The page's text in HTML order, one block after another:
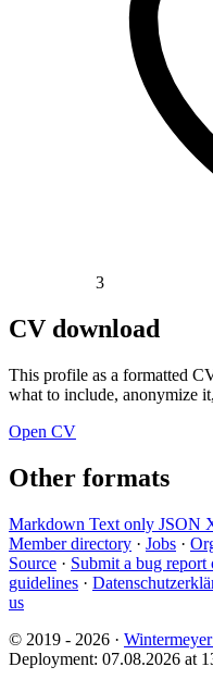
3
CV download
This profile as a formatted
what to include, anonymize
Open CV
Other formats
Markdown Text only JSON
Member directory · Jobs ·
Source · Submit a bug report
guidelines ·
us
© 2019 - 2026 ·
Deployment: 07.08.2026 at